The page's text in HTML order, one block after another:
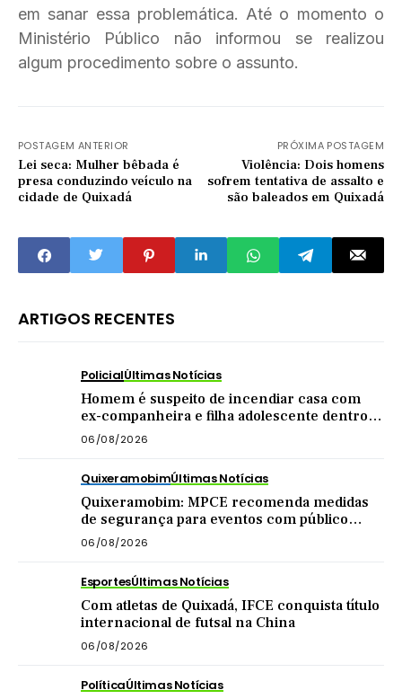
em sanar essa problemática. Até o momento o
Ministério Público não informou se realizou
algum procedimento sobre o assunto.
POSTAGEM ANTERIOR
Lei seca: Mulher bêbada é
presa conduzindo veículo na
cidade de Quixadá
PRÓXIMA POSTAGEM
Violência: Dois homens
sofrem tentativa de assalto e
são baleados em Quixadá
ARTIGOS RECENTES
PolicialÚltimas Notícias
Homem é suspeito de incendiar casa com
ex-companheira e filha adolescente dentro
do imóvel
06/08/2026
QuixeramobimÚltimas Notícias
Quixeramobim: MPCE recomenda medidas
de segurança para eventos com público
acima de mil pessoas
06/08/2026
EsportesÚltimas Notícias
Com atletas de Quixadá, IFCE conquista título
internacional de futsal na China
06/08/2026
PolíticaÚltimas Notícias